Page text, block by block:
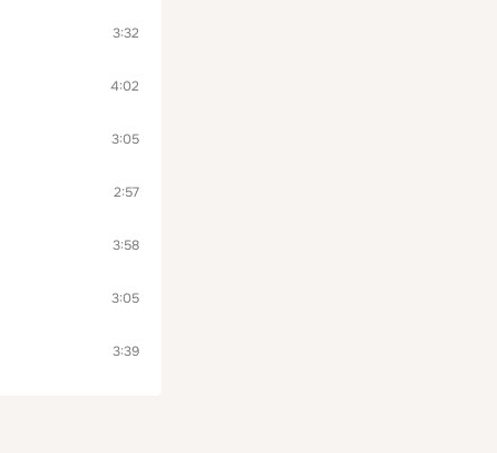
3:32
4:02
3:05
2:57
3:58
3:05
3:39